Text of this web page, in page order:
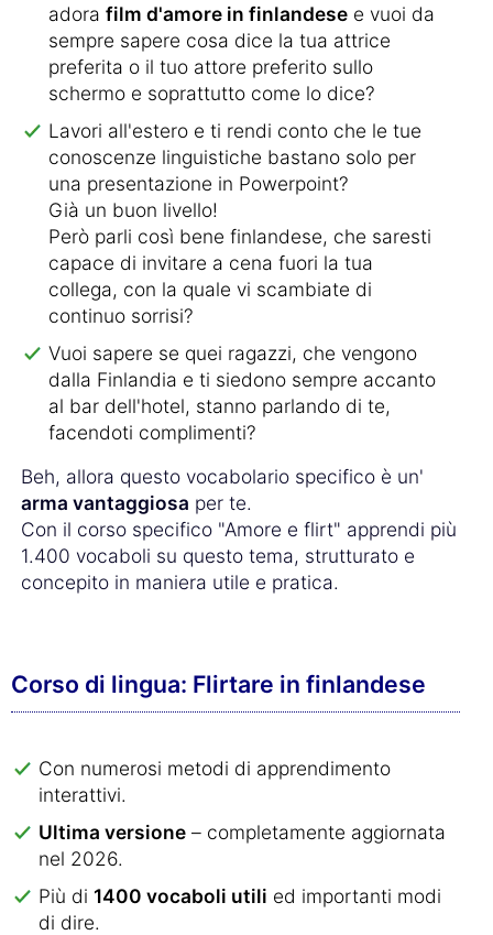
adora film d'amore in finlandese e vuoi da
sempre sapere cosa dice la tua attrice
preferita o il tuo attore preferito sullo
schermo e soprattutto come lo dice?
Lavori all'estero e ti rendi conto che le tue
conoscenze linguistiche bastano solo per
una presentazione in Powerpoint?
Già un buon livello!
Però parli così bene finlandese, che saresti
capace di invitare a cena fuori la tua
collega, con la quale vi scambiate di
continuo sorrisi?
Vuoi sapere se quei ragazzi, che vengono
dalla Finlandia e ti siedono sempre accanto
al bar dell'hotel, stanno parlando di te,
facendoti complimenti?
Beh, allora questo vocabolario specifico è un'
arma vantaggiosa per te.
Con il corso specifico "Amore e flirt" apprendi più
1.400 vocaboli su questo tema, strutturato e
concepito in maniera utile e pratica.
Corso di lingua: Flirtare in finlandese
Con numerosi metodi di apprendimento
interattivi.
Ultima versione – completamente aggiornata
nel 2026.
Più di 1400 vocaboli utili ed importanti modi
di dire.